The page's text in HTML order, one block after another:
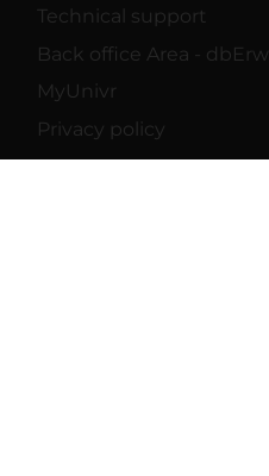
Technical support
Back office Area - dbErw
MyUnivr
Privacy policy